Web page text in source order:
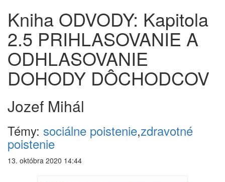
Kniha ODVODY: Kapitola
2.5 PRIHLASOVANIE A
ODHLASOVANIE
DOHODY DÔCHODCOV
Jozef Mihál
Témy: sociálne poistenie,zdravotné
poistenie
13. októbra 2020 14:44